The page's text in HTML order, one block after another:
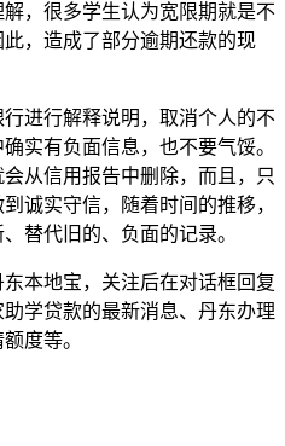
，很多学生认为宽限期就是不
，造成了部分逾期还款的现
进行解释说明，取消个人的不
实有负面信息，也不要气馁。
从信用报告中删除，而且，只
诚实守信，随着时间的推移，
替代旧的、负面的记录。
本地宝，关注后在对话框回复
助学贷款的最新消息、丹东办理
度等。